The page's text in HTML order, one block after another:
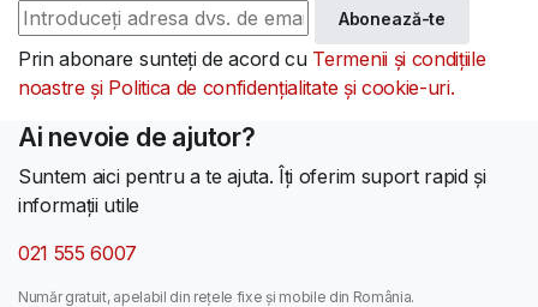
Abonează-te
Prin abonare sunteți de acord cu Termenii și condițiile
noastre și Politica de confidențialitate și cookie-uri.
Ai nevoie de ajutor?
Suntem aici pentru a te ajuta. Îți oferim suport rapid și
informații utile
021 555 6007
Număr gratuit, apelabil din rețele fixe și mobile din România.